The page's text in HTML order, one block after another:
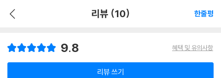
리뷰 (10) 한줄평
9.8 혜택 및 유의사항
리뷰 쓰기